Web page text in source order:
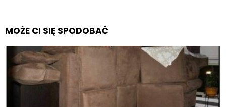
MOŻE CI SIĘ SPODOBAĆ